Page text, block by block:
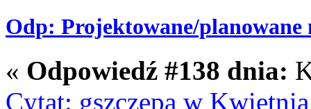
Odp: Projektowane/
« Odpowiedź #138 dnia:
Cytat: gszczepa w